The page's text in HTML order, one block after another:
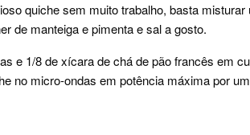
quiche sem muito trabalho, basta
de manteiga e pimenta e sal a gosto.
e 1/8 de xícara de chá de pão francês em
no micro-ondas em potência máxima por